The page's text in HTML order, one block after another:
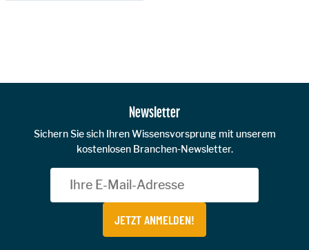
Newsletter
Sichern Sie sich Ihren Wissensvorsprung mit unserem
kostenlosen Branchen-Newsletter.
JETZT ANMELDEN!